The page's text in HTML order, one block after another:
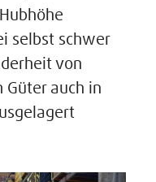
selbst schwer
von
Güter auch in